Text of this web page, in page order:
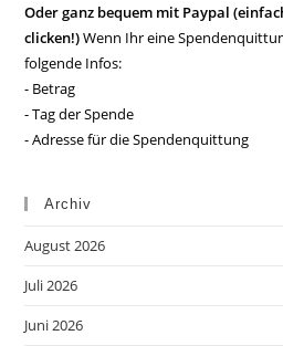
Oder ganz bequem mit Paypal
clicken!)Wenn Ihr eine
folgende Infos:
- Betrag
- Tag der Spende
- Adresse für die Spendenquittung
Archiv
August 2026
Juli 2026
Juni 2026